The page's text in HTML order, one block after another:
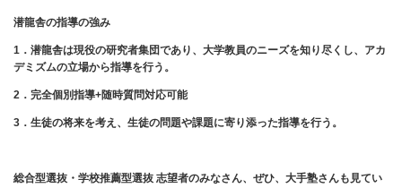
潜龍舎の指導の強み
1 ．潜龍舎は現役の研究者集団であり、大学教員のニーズを知り尽くし、アカ
デミズムの立場から指導を行う。
2 ．完全個別指導+随時質問対応可能
3 ．生徒の将来を考え、生徒の問題や課題に寄り添った指導を行う。
総合型選抜・学校推薦型選抜 志望者のみなさん、ぜひ、大手塾さんも見てい